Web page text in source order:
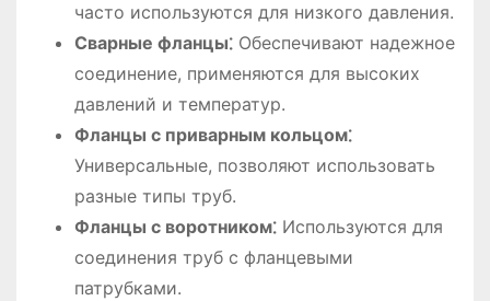
часто используются для низкого давления.
Сварные фланцы⁚Обеспечивают надежное
соединение, применяются для высоких
давлений и температур.
Фланцы с приварным кольцом⁚
Универсальные, позволяют использовать
разные типы труб.
Фланцы с воротником⁚Используются для
соединения труб с фланцевыми
патрубками.